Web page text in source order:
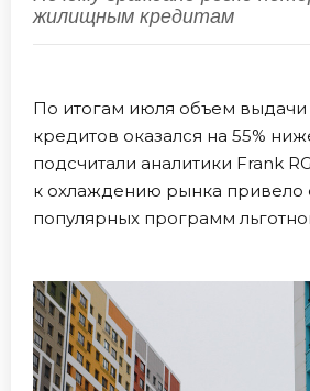
жилищным кредитам
По итогам июля объем выдачи
кредитов оказался на 55%
подсчитали аналитики Frank
к охлаждению рынка привело
популярных программ